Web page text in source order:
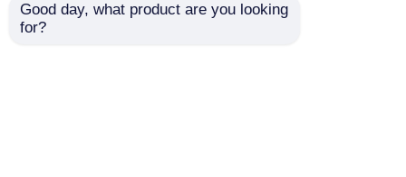
Good day, what product are you looking
for?